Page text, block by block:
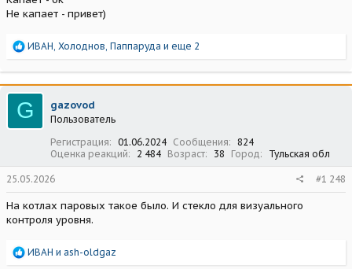
Не капает - привет)
Р
а
к
ц
и
и
ИВАН Холоднов Паппаруда и еще 2
G gazovod
Пользователь
Регистрация
01.06.2024 Сообщения
824
Оценка реакций
2 484 Возраст 38 Город Тульская обл
25.05.2026 #1 248
На котлах паровых такое было. И стекло для визуального
контроля уровня.
Р
ИВАН и ash-oldgaz